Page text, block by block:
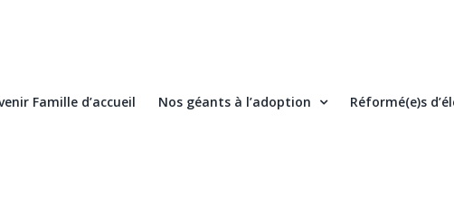
Famille d’accueil Nos géants à l’adoption Réformé(e)s